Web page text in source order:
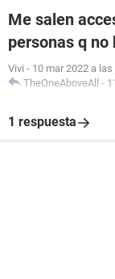
Me salen
personas q no
Vivi - 10 mar 2022 a las
TheOneAboveAll -
1 respuesta